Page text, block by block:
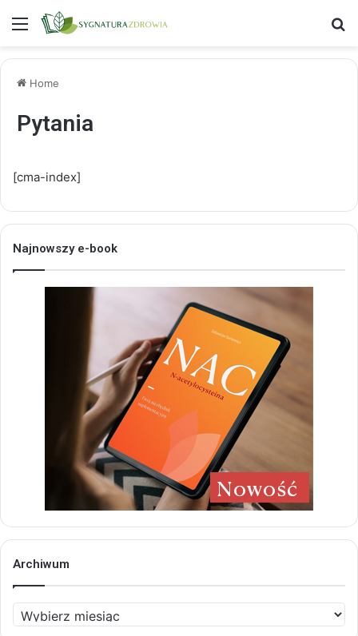
Menu
Home
Pytania
[cma-index]
Najnowszy e-book
Archiwum
Archiwum